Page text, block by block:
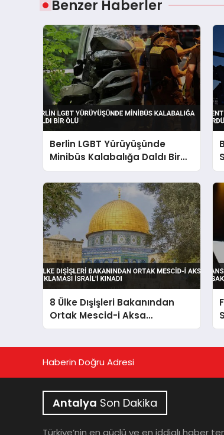
Benzer Haberler
Berlin LGBT Yürüyüşünde
Minibüs Kalabalığa Daldı Bir
Ölü
8 Ülke Dışişleri Bakanından
Ortak Mescid-i Aksa
Açıklaması İsrail’i Kınadı
Haberin Doğru Adresi
Antalya Son Dakika
Türkiye’nin en güçlü ve en iddialı haber